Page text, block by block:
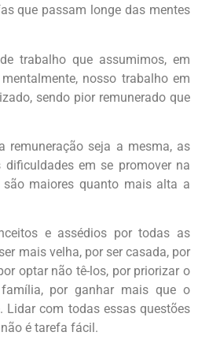
que passam longe das mentes
trabalho que assumimos, em
nosso trabalho em
sendo pior remunerado que
remuneração seja a mesma, as
em se promover na
maiores quanto mais alta a
e assédios por todas as
mais velha, por ser casada, por
optar não tê-los, por priorizar o
por ganhar mais que o
Lidar com todas essas questões
é tarefa fácil.